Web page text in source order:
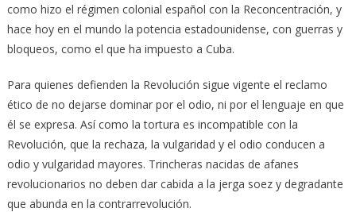
como hizo el régimen colonial español con la Reconcentración, y
hace hoy en el mundo la potencia estadounidense, con guerras y
bloqueos, como el que ha impuesto a Cuba.
Para quienes defienden la Revolución sigue vigente el reclamo
ético de no dejarse dominar por el odio, ni por el lenguaje en que
él se expresa. Así como la tortura es incompatible con la
Revolución, que la rechaza, la vulgaridad y el odio conducen a
odio y vulgaridad mayores. Trincheras nacidas de afanes
revolucionarios no deben dar cabida a la jerga soez y degradante
que abunda en la contrarrevolución.